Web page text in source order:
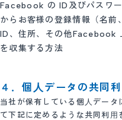
Facebook の ID及びパスワ
からお客様の登録情報（名
ID、住所、その他Facebook
を収集する方法
４．個⼈データの共同利
当社が保有している個⼈デー
て下記に定めるような共同利⽤